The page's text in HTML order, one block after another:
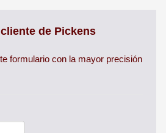
de Pickens
formulario con la mayor precisión